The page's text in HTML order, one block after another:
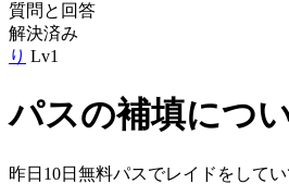
質問と回答
解決済み
り Lv1
パスの補填につ
昨日10日無料パスでレイドをして